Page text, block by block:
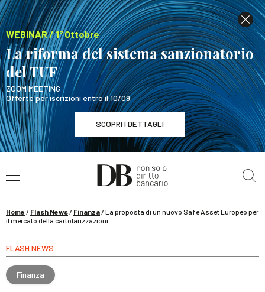
WEBINAR / 1° Ottobre
La riforma del sistema sanzionatorio
del TUF
ZOOM MEETING
Offerte per iscrizioni entro il 10/09
SCOPRI I DETTAGLI
WEBINAR / 1° Ottobre
La riforma del sistema sanzionatorio del TUF
Home / Flash News/ Finanza/La proposta di un nuovo Safe Asset Europeo per
il mercato della cartolarizzazioni
FLASH NEWS
Finanza